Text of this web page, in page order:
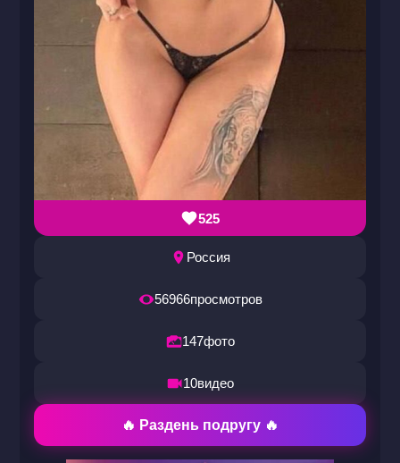
525
Россия
56966просмотров
147фото
10видео
🔥 Раздень подругу 🔥